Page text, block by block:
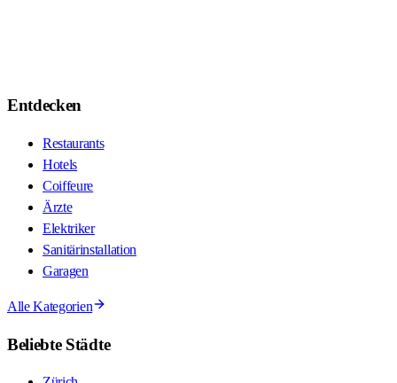
Entdecken
Restaurants
Hotels
Coiffeure
Ärzte
Elektriker
Sanitärinstallation
Garagen
Alle Kategorien
Beliebte Städte